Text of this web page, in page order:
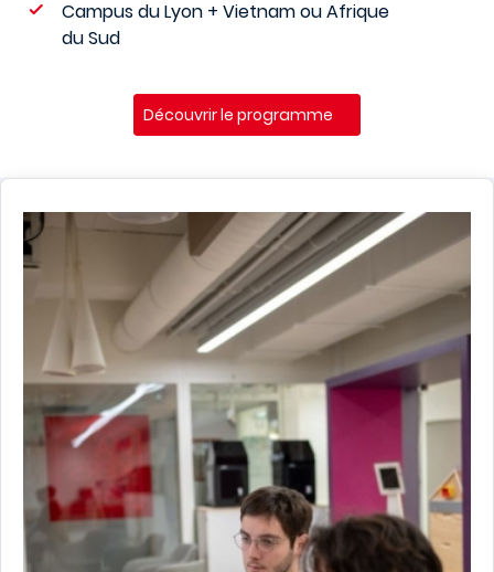
Campus du Lyon + Vietnam ou Afrique
du Sud
Découvrir le programme